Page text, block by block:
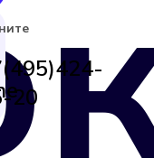
20